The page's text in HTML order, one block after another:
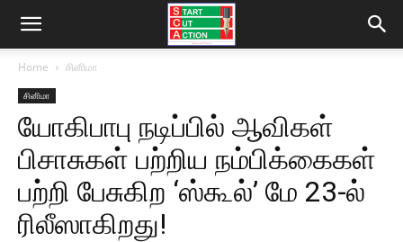
Home சினிமா
சினிமா
யோகிபாபு நடிப்பில் ஆவிகள்
பிசாசுகள் பற்றிய நம்பிக்கைகள்
பற்றி பேசுகிற ‘ஸ்கூல்’ மே 23-ல்
ரிலீஸாகிறது!